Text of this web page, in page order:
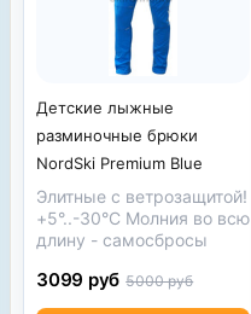
Детские лыжные
разминочные брюки
NordSki Premium Blue
Элитные с ветрозащитой!
+5°..-30°С Молния во всю
длину - самосбросы
3099 руб 5000 руб